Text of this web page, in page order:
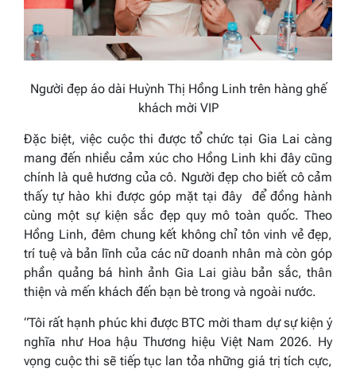
Người đẹp áo dài Huỳnh Thị Hồng Linh trên hàng ghế
khách mời VIP
Đặc biệt, việc cuộc thi được tổ chức tại Gia Lai càng
mang đến nhiều cảm xúc cho Hồng Linh khi đây cũng
chính là quê hương của cô. Người đẹp cho biết cô cảm
thấy tự hào khi được góp mặt tại đây để đồng hành
cùng một sự kiện sắc đẹp quy mô toàn quốc. Theo
Hồng Linh, đêm chung kết không chỉ tôn vinh vẻ đẹp,
trí tuệ và bản lĩnh của các nữ doanh nhân mà còn góp
phần quảng bá hình ảnh Gia Lai giàu bản sắc, thân
thiện và mến khách đến bạn bè trong và ngoài nước.
“Tôi rất hạnh phúc khi được BTC mời tham dự sự kiện ý
nghĩa như Hoa hậu Thương hiệu Việt Nam 2026. Hy
vọng cuộc thi sẽ tiếp tục lan tỏa những giá trị tích cực,